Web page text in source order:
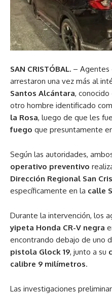
SAN CRISTÓBAL. – Agentes
arrestaron una vez más al
Santos Alcántara, conocido
otro hombre identificado
la Rosa, luego de que les
fuego que presuntamente
Según las autoridades,
operativo preventivo
Dirección Regional San
específicamente en la calle
Durante la intervención, los
yipeta Honda CR-V negra
encontrando debajo de uno
pistola Glock 19, junto a su
calibre 9 milímetros.
Las investigaciones